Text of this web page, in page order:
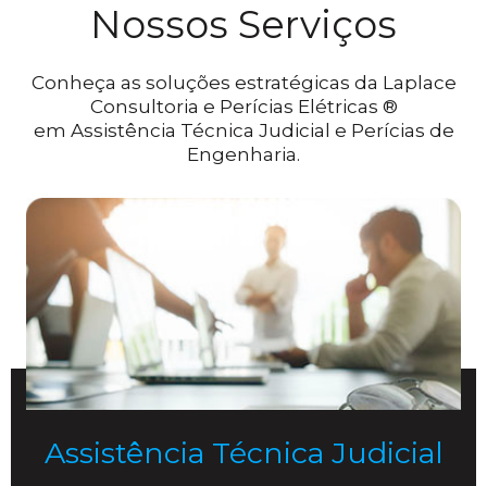
Nossos Serviços
Conheça as soluções estratégicas da Laplace
Consultoria e Perícias Elétricas ®
em Assistência Técnica Judicial e Perícias de
Engenharia.
Assistência Técnica Judicial